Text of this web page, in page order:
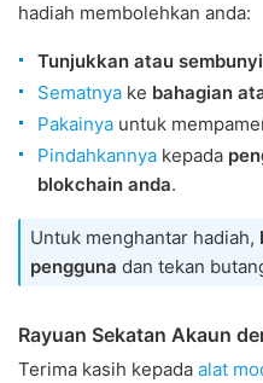
hadiah membolehkan anda:
Tunjukkan atau
Sematnya ke bahagian
Pakainya untuk
Pindahkannya kepada
blokchain anda.
Untuk menghantar hadiah,
pengguna dan tekan
Rayuan Sekatan Akaun
Terima kasih kepada alat